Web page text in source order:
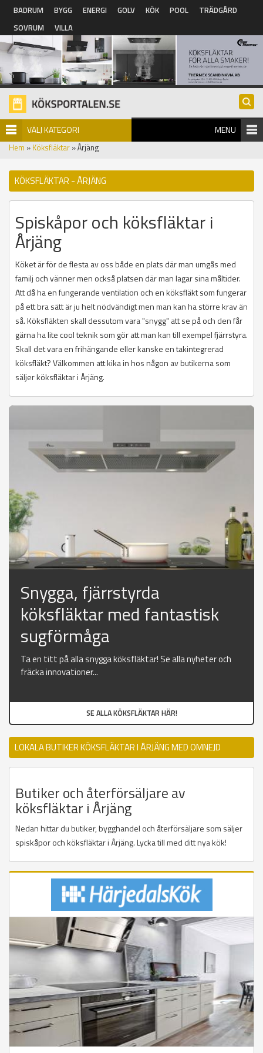
Hoppa till huvudinnehåll
BADRUM BYGG ENERGI GOLV KÖK POOL
TRÄDGÅRD
SOVRUM
VILLA
VÄLJ KATEGORI MENU
Hem » Köksfläktar » Årjäng
KÖKSFLÄKTAR - ÅRJÄNG
Spiskåpor och köksfläktar i
Årjäng
Köket är för de flesta av oss både en plats där man umgås med
familj och vänner men också platsen där man lagar sina måltider.
Att då ha en fungerande ventilation och en köksfläkt som fungerar
på ett bra sätt är ju helt nödvändigt men man kan ha större krav än
så. Köksfläkten skall dessutom vara "snygg" att se på och den får
gärna ha lite cool teknik som gör att man kan till exempel fjärrstyra.
Skall det vara en frihängande eller kanske en takintegrerad
köksfläkt? Välkommen att kika in hos någon av butikerna som
säljer köksfläktar i Årjäng.
Snygga, fjärrstyrda
köksfläktar med fantastisk
sugförmåga
Ta en titt på alla snygga köksfläktar! Se alla nyheter och
fräcka innovationer...
SE ALLA KÖKSFLÄKTAR HÄR!
LOKALA BUTIKER KÖKSFLÄKTAR I ÅRJÄNG MED OMNEJD
Butiker och återförsäljare av
köksfläktar i Årjäng
Nedan hittar du butiker, bygghandel och återförsäljare som säljer
spiskåpor och köksfläktar i Årjäng. Lycka till med ditt nya kök!